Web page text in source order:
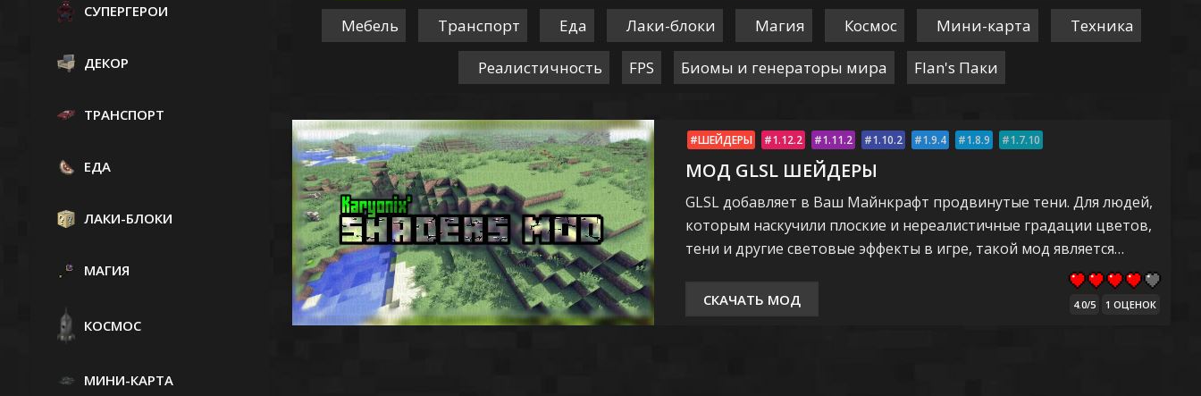
Мебель Транспорт Еда Лаки-блоки Магия Космос Мини-карта Техника
Реалистичность FPS Биомы и генераторы мира Flan's Паки
ШЕЙДЕРЫ 1.12.2 1.11.2 1.10.2 1.9.4 1.8.9 1.7.10
МОД GLSL ШЕЙДЕРЫ
GLSL добавляет в Ваш Майнкрафт продвинутые тени. Для людей,
которым наскучили плоские и нереалистичные градации цветов,
тени и другие световые эффекты в игре, такой мод является…
4.0/5 1 ОЦЕНОК
СКАЧАТЬ МОД
СУПЕРГЕРОИ
ДЕКОР
ТРАНСПОРТ
ЕДА
ЛАКИ-БЛОКИ
МАГИЯ
КОСМОС
МИНИ-КАРТА